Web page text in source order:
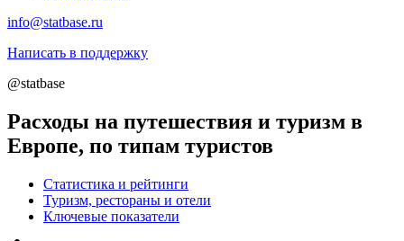
info@statbase.ru
Написать в поддержку
@statbase
Расходы на путешествия и туризм в
Европе, по типам туристов
Статистика и рейтинги
Туризм, рестораны и отели
Ключевые показатели